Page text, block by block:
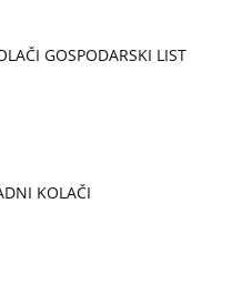
GOSPODARSKI LIST
KOLAČI